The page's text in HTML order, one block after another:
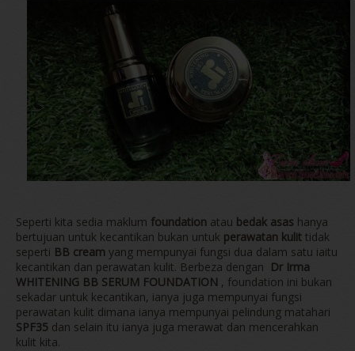
Seperti kita sedia maklum foundation atau bedak asas hanya
bertujuan untuk kecantikan bukan untuk perawatan kulit tidak
seperti BB cream yang mempunyai fungsi dua dalam satu iaitu
kecantikan dan perawatan kulit. Berbeza dengan Dr Irma
WHITENING BB SERUM FOUNDATION , foundation ini bukan
sekadar untuk kecantikan, ianya juga mempunyai fungsi
perawatan kulit dimana ianya mempunyai pelindung matahari
SPF35 dan selain itu ianya juga merawat dan mencerahkan
kulit kita.